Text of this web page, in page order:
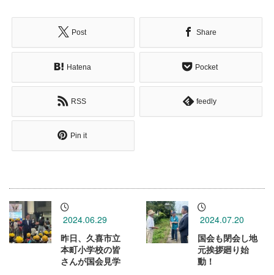
Post Share
Hatena Pocket
RSS feedly
Pin it
2024.06.29
昨日、久喜市立
本町小学校の皆
さんが国会見学
2024.07.20
国会も閉会し地
元挨拶廻り始
動！